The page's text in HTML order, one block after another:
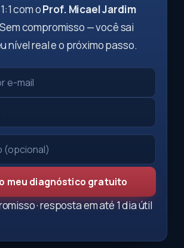
com oProf. Micael Jardim
compromisso — você sai
nível real e o próximo passo.
meu diagnóstico gratuito
· resposta em até 1 dia útil